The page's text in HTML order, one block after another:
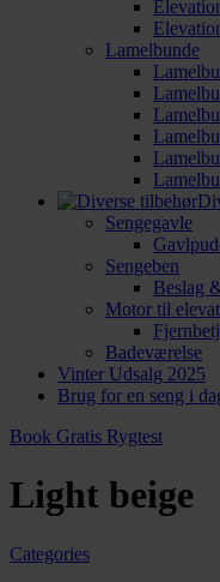
Lamelbunde
Sengegavle
Sengeben
Beslag
Motor til
Badeværelse
Vinter Udsalg 2025
Brug for en seng i
Book Gratis Rygtest
Light beige
Categories